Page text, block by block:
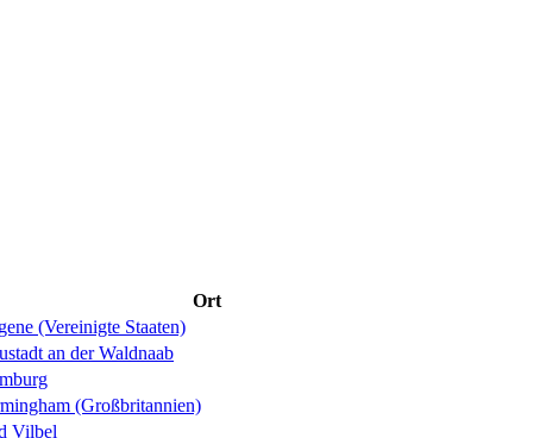
Ort
(Vereinigte Staaten)
an der Waldnaab
(Großbritannien)
Vilbel